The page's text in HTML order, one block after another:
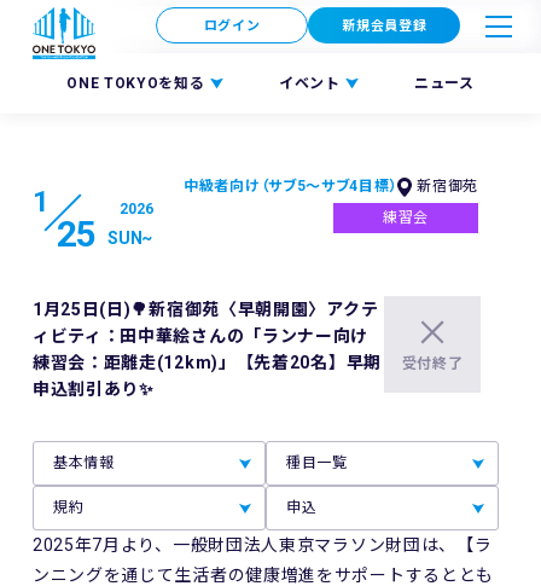
ONE TOKYOを知る イベント ニュース
ログイン 新規会員登録
1
25
2026
SUN~
中級者向け（サブ5〜サブ4目標）
新宿御苑
練習会
1月25日(日)🌳新宿御苑〈早朝開園〉アクテ
ィビティ：田中華絵さんの「ランナー向け
練習会：距離走(12km)」【先着20名】早期
申込割引あり✨
受付終了
基本情報 種目一覧
規約 申込
2025年7月より、一般財団法人東京マラソン財団は、【ラ
ンニングを通じて生活者の健康増進をサポートするととも